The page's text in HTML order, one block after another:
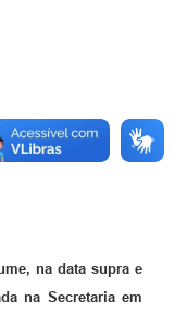
na data supra e
na Secretaria em